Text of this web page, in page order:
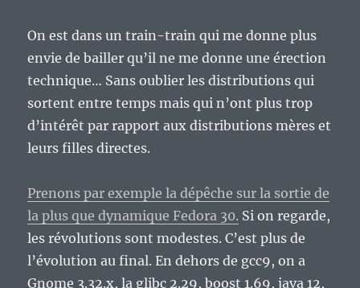
On est dans un train-train qui me donne plus
envie de bailler qu’il ne me donne une érection
technique… Sans oublier les distributions qui
sortent entre temps mais qui n’ont plus trop
d’intérêt par rapport aux distributions mères et
leurs filles directes.
Prenons par exemple la dépêche sur la sortie de
la plus que dynamique Fedora 30. Si on regarde,
les révolutions sont modestes. C’est plus de
l’évolution au final. En dehors de gcc9, on a
Gnome 3.32.x, la glibc 2.29, boost 1.69, java 12,